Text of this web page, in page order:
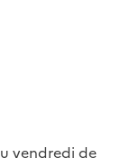
vendredi de